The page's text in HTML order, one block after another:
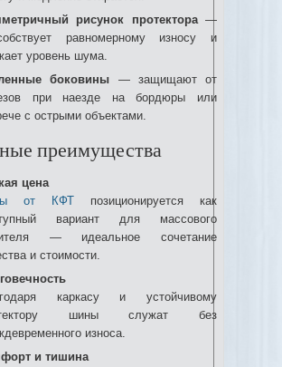
рисунок протектора—
равномерному износу и
уровень шума.
боковины — защищают от
при наезде на бордюры или
с острыми объектами.
преимущества
цена
от КФТ позиционируется как
вариант для массового
— идеальное сочетание
и стоимости.
каркасу и устойчивому
шины служат без
износа.
и тишина